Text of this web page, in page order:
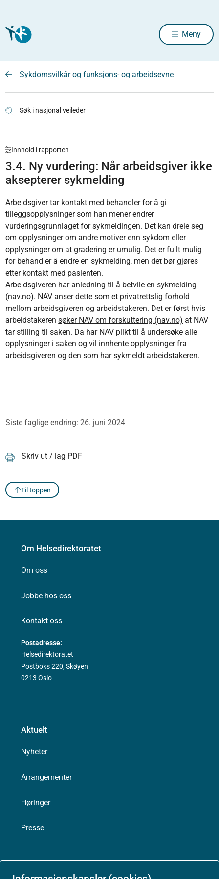
Meny
Sykdomsvilkår og funksjons- og arbeidsevne
Søk i nasjonal veileder
Innhold i rapporten
3.4. Ny vurdering: Når arbeidsgiver ikke
aksepterer sykmelding
Arbeidsgiver tar kontakt med behandler for å gi
tilleggsopplysninger som han mener endrer
vurderingsgrunnlaget for sykmeldingen. Det kan dreie seg
om opplysninger om andre motiver enn sykdom eller
opplysninger om at gradering er umulig. Det er fullt mulig
for behandler å endre en sykmelding, men det bør gjøres
etter kontakt med pasienten.
Arbeidsgiveren har anledning til å betvile en sykmelding
(nav.no). NAV anser dette som et privatrettslig forhold
mellom arbeidsgiveren og arbeidstakeren. Det er først hvis
arbeidstakerensøker NAV om forskuttering (nav.no) at NAV
tar stilling til saken. Da har NAV plikt til å undersøke alle
opplysninger i saken og vil innhente opplysninger fra
arbeidsgiveren og den som har sykmeldt arbeidstakeren.
Siste faglige endring: 26. juni 2024
Skriv ut / lag PDF
Til toppen
Om Helsedirektoratet
Om oss
Jobbe hos oss
Kontakt oss
Postadresse:
Helsedirektoratet
Postboks 220, Skøyen
0213 Oslo
Aktuelt
Nyheter
Arrangementer
Høringer
Presse